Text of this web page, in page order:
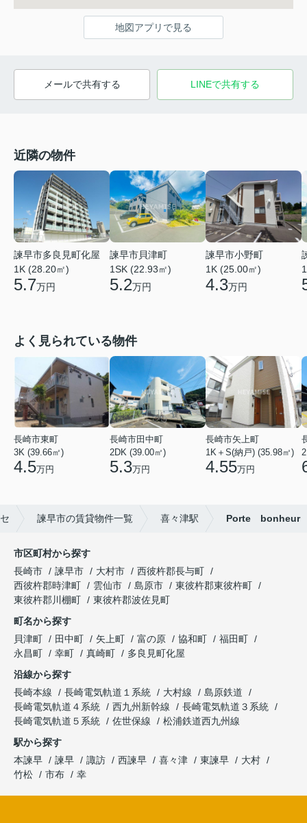
地図アプリで見る
メールで共有する LINEで共有する
近隣の物件
諫早市多良見町化屋
1K (28.20㎡)
5.7万円
諫早市貝津町
1SK (22.93㎡)
5.2万円
諫早市小野町
1K (25.00㎡)
4.3万円
よく見られている物件
長崎市東町
3K (39.66㎡)
4.5万円
長崎市田中町
2DK (39.00㎡)
5.3万円
長崎市矢上町
1K＋S(納戸) (35.98㎡)
4.55万円
諫早市の賃貸物件一覧 喜々津駅 Porte bonheur
市区町村から探す
長崎市
諫早市 大村市
西彼杵郡長与町
西彼杵郡時津町
雲仙市 島原市
東彼杵郡東彼杵町
東彼杵郡川棚町
東彼杵郡波佐見町
町名から探す
貝津町
田中町 矢上町 富の原 協和町
福田町
永昌町
幸町 真崎町
多良見町化屋
沿線から探す
長崎本線
長崎電気軌道１系統 大村線
島原鉄道
長崎電気軌道４系統
西九州新幹線
長崎電気軌道３系統
長崎電気軌道５系統
佐世保線
松浦鉄道西九州線
駅から探す
本諫早
諫早 諏訪 西諫早 喜々津 東諫早
大村
竹松
市布 幸